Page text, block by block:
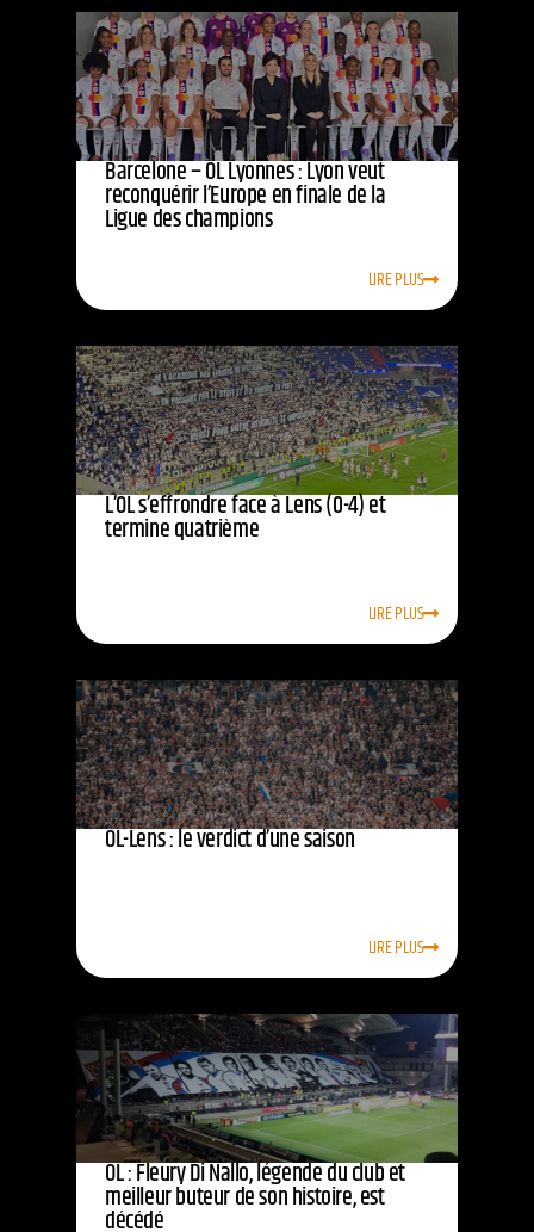
Barcelone – OL Lyonnes : Lyon veut
reconquérir l’Europe en finale de la
Ligue des champions
LIRE PLUS
L’OL s’effrondre face à Lens (0-4) et
termine quatrième
LIRE PLUS
OL-Lens : le verdict d’une saison
LIRE PLUS
OL : Fleury Di Nallo, légende du club et
meilleur buteur de son histoire, est
décédé